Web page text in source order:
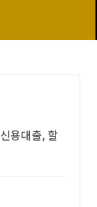
용대출, 할